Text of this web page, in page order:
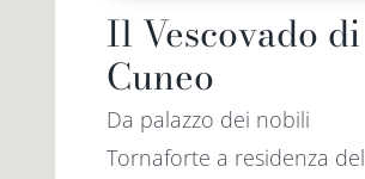
Il Vescovado di
Cuneo
Da palazzo dei nobili
Tornaforte a residenza del